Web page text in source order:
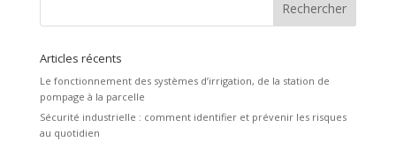
Articles récents
Le fonctionnement des systèmes d’irrigation, de la station de
pompage à la parcelle
Sécurité industrielle : comment identifier et prévenir les risques
au quotidien